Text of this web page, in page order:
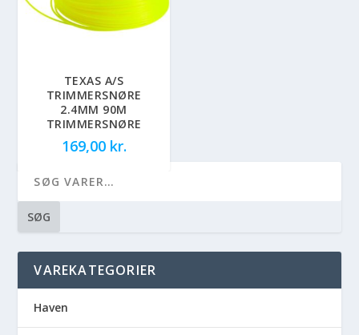
TEXAS A/S
TRIMMERSNØRE
2.4MM 90M
TRIMMERSNØRE
169,00 kr.
SØG
VAREKATEGORIER
Haven